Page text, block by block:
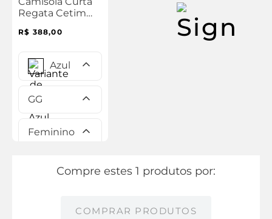
Regata Cetim
R$ 388,00
Azul
GG
Feminino
Compre estes 1 produtos por:
COMPRAR PRODUTOS